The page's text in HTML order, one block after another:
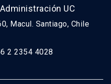
UC
Macul. Santiago, Chile
2 2354 4028